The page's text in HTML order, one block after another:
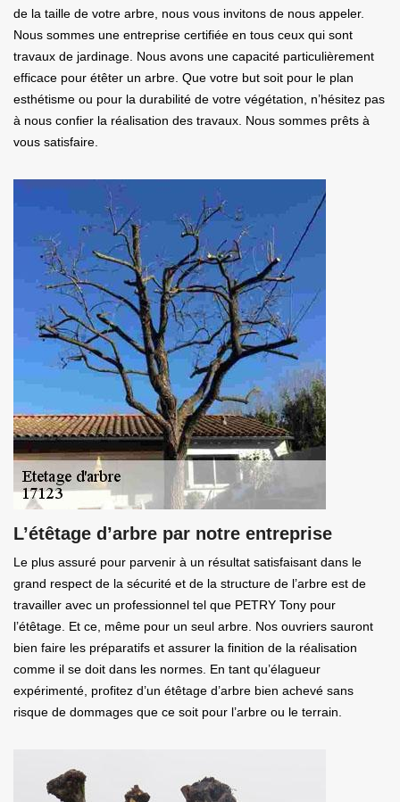
de la taille de votre arbre, nous vous invitons de nous appeler.
Nous sommes une entreprise certifiée en tous ceux qui sont
travaux de jardinage. Nous avons une capacité particulièrement
efficace pour étêter un arbre. Que votre but soit pour le plan
esthétisme ou pour la durabilité de votre végétation, n’hésitez pas
à nous confier la réalisation des travaux. Nous sommes prêts à
vous satisfaire.
L’étêtage d’arbre par notre entreprise
Le plus assuré pour parvenir à un résultat satisfaisant dans le
grand respect de la sécurité et de la structure de l’arbre est de
travailler avec un professionnel tel que PETRY Tony pour
l’étêtage. Et ce, même pour un seul arbre. Nos ouvriers sauront
bien faire les préparatifs et assurer la finition de la réalisation
comme il se doit dans les normes. En tant qu’élagueur
expérimenté, profitez d’un étêtage d’arbre bien achevé sans
risque de dommages que ce soit pour l’arbre ou le terrain.